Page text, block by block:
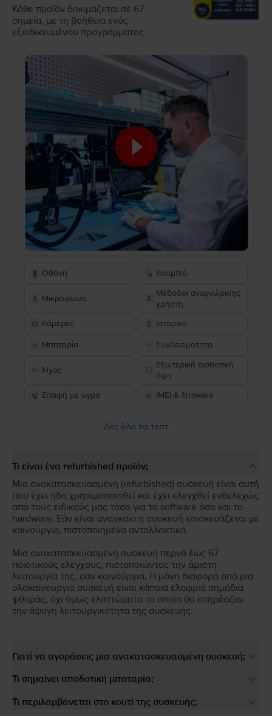
Κάθε προϊόν δοκιμάζεται σε 67
σημεία, με τη βοήθεια ενός
εξειδικευμένου προγράμματος.
Οθόνη Κουμπιά
Μικρόφωνο
Μέθοδοι αναγνώρισης
χρήστη
Κάμερες
Ιστορικό
Μπαταρία Συνδεσιμότητα
Ήχος
Εξωτερική αισθητική
όψη
Επαφή με υγρά
IMEI & firmware
Δες όλα τα τεστ
Τι είναι ένα refurbished προϊόν;
Μια ανακατασκευασμένη (refurbished) συσκευή είναι αυτή
που έχει ήδη χρησιμοποιηθεί και έχει ελεγχθεί ενδελεχώς
από τους ειδικούς μας τόσο για το software όσο και το
hardware. Εάν είναι αναγκαίο η συσκευή επισκευάζεται με
καινούργια, πιστοποιημένα ανταλλακτικά.
Μια ανακατασκευασμένη συσκευή περνά έως 67
ποιοτικούς ελέγχους, πιστοποιώντας την άριστη
λειτουργία της, σαν καινούργια. Η μόνη διαφορά από μια
ολοκαίνουργια συσκευή είναι κάποια ελαφριά σημάδια
φθοράς, όχι όμως ελαττώματα τα οποία θα επηρέαζαν
την άψογη λειτουργικότητα της συσκευής.
Γιατί να αγοράσεις μια ανακατασκευασμένη συσκευή;
Τι σημαίνει αποδοτική μπαταρία;
Τι περιλαμβάνεται στο κουτί της συσκευής;